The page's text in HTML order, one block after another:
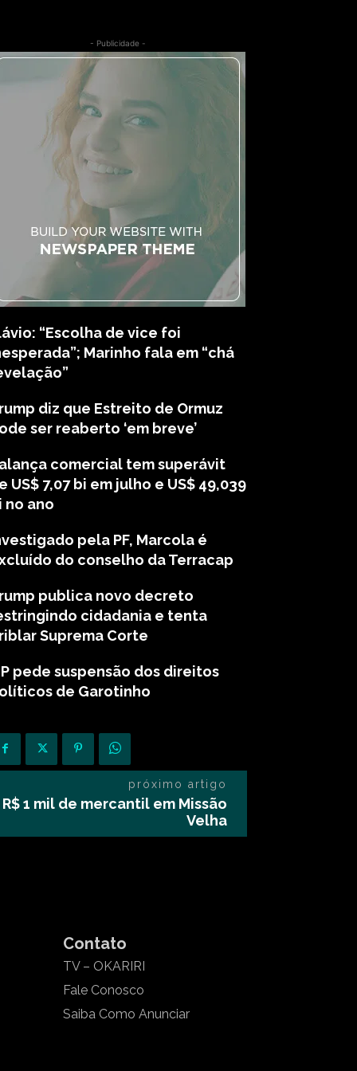
- Publicidade -
“Escolha de vice foi
Marinho fala em “chá
diz que Estreito de Ormuz
ser reaberto ‘em breve’
comercial tem superávit
US$ 7,07 bi em julho e US$ 49,039
no ano
pela PF, Marcola é
do conselho da Terracap
publica novo decreto
cidadania e tenta
Suprema Corte
pede suspensão dos direitos
de Garotinho
próximo artigo
1 mil de mercantil em Missão
Velha
Contato
TV – OKARIRI
Fale Conosco
Saiba Como Anunciar